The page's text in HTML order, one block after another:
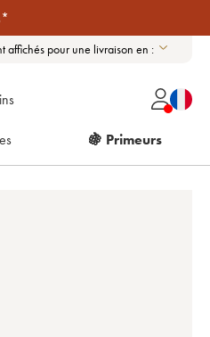
affichés pour une livraison en :
🍇 Primeurs